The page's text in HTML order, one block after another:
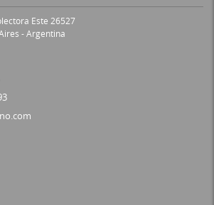
Este 26527
- Argentina